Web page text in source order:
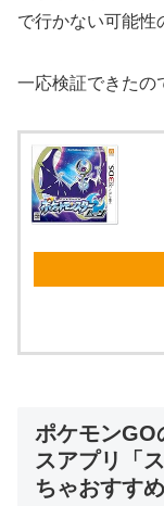
で行かない可能性
一応検証できたの
ポケモンGO
スアプリ「
ちゃおすすめ